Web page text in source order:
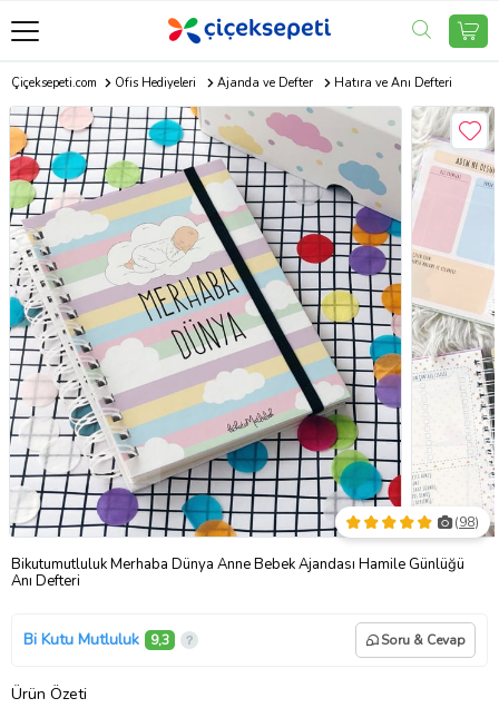
Çiçeksepeti.com Ofis Hediyeleri Ajanda ve Defter Hatıra ve Anı Defteri
Bikutumutluluk Merhaba Dünya Anne Bebek Ajandası Hamile Günlüğü
Anı Defteri
(98)
Bi Kutu Mutluluk 9,3 Soru & Cevap
Ürün Özeti